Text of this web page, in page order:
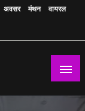
अवसर मंथन
वायरल